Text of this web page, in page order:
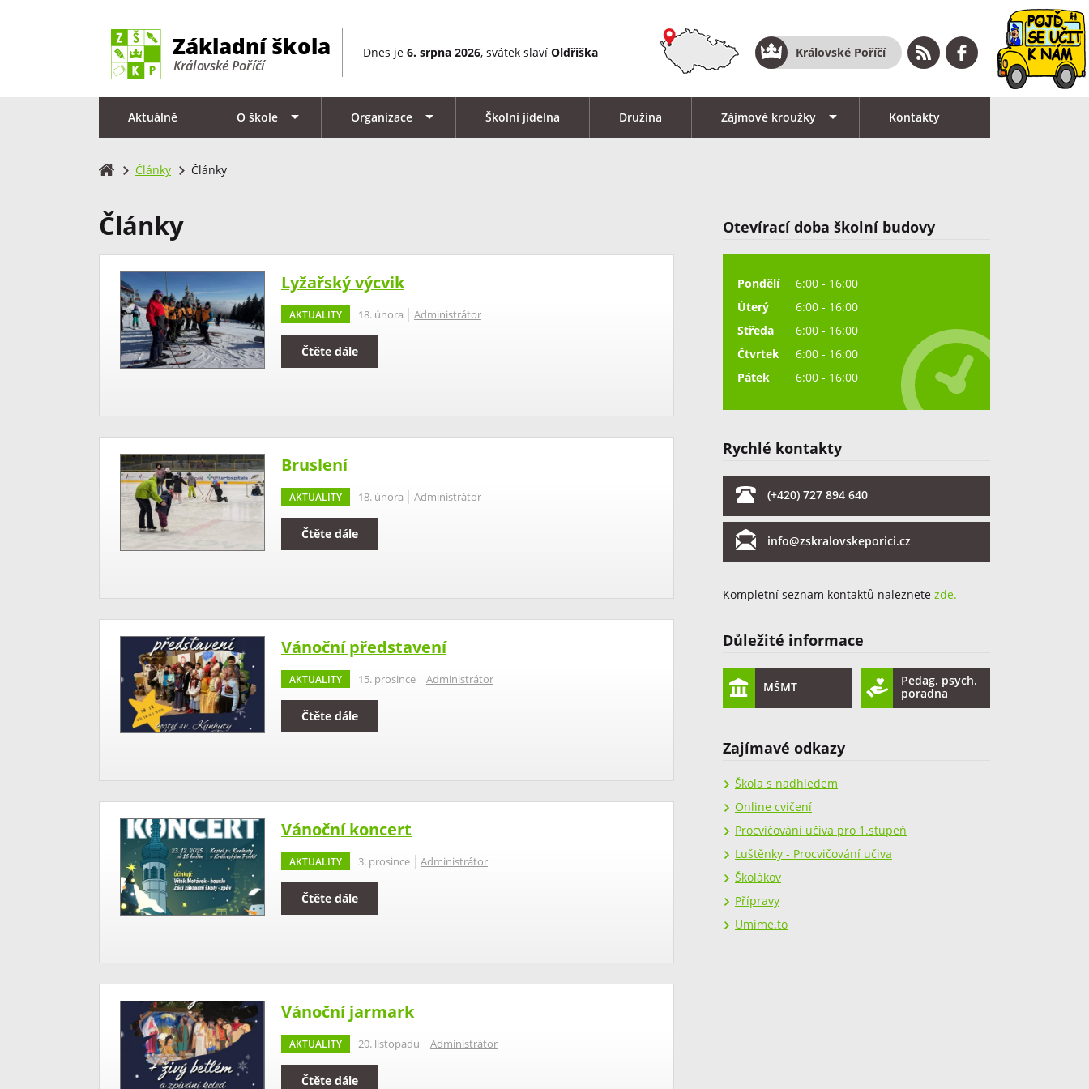
Dnes je 6. srpna 2026, svátek slaví Oldřiška Královské Poříčí
Aktuálně O škole Organizace Školní jídelna Družina Zájmové kroužky Kontakty
Články Články
Články
Lyžařský výcvik
AKTUALITY 18. února Administrátor
Čtěte dále
Bruslení
AKTUALITY 18. února Administrátor
Čtěte dále
Vánoční představení
AKTUALITY 15. prosince Administrátor
Čtěte dále
Vánoční koncert
AKTUALITY 3. prosince Administrátor
Čtěte dále
Vánoční jarmark
AKTUALITY 20. listopadu Administrátor
Čtěte dále
Otevírací doba školní budovy
Pondělí
6:00 - 16:00
Úterý
6:00 - 16:00
Středa
6:00 - 16:00
Čtvrtek
6:00 - 16:00
Pátek
6:00 - 16:00
Rychlé kontakty
(+420) 727 894 640
info@zskralovskeporici.cz
Kompletní seznam kontaktů naleznete zde.
Důležité informace
MŠMT
Pedag. psych.
poradna
Zajímavé odkazy
Škola s nadhledem
Online cvičení
Procvičování učiva pro 1.stupeň
Luštěnky - Procvičování učiva
Školákov
Přípravy
Umime.to